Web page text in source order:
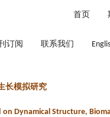
首页
订阅 联系我们
长模拟研究
Dynamical Structure,